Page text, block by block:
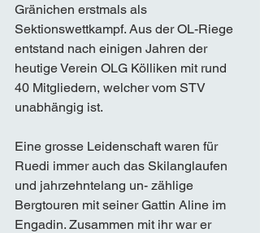
Gränichen erstmals als
Sektionswettkampf. Aus der OL-Riege
entstand nach einigen Jahren der
heutige Verein OLG Kölliken mit rund
40 Mitgliedern, welcher vom STV
unabhängig ist.
Eine grosse Leidenschaft waren für
Ruedi immer auch das Skilanglaufen
und jahrzehntelang un- zählige
Bergtouren mit seiner Gattin Aline im
Engadin. Zusammen mit ihr war er